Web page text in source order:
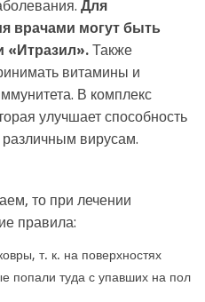
Для
врачами могут быть
«Итразил». Также
витамины и
В комплекс
улучшает способность
различным вирусам.
то при лечении
правила:
т. к. на поверхностях
попали туда с упавших на пол